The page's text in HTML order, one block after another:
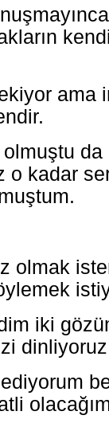
ama
da
o kadar
olmak
iki